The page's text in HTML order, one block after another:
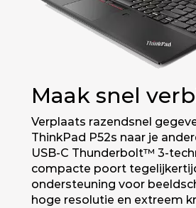
Maak snel
Verplaats razendsnel
ThinkPad P52s naar je
USB-C Thunderbolt™ 3-
compacte poort
ondersteuning voor
hoge resolutie en extreem